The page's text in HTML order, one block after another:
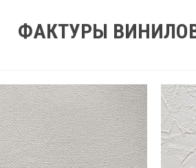
ФАКТУРЫ